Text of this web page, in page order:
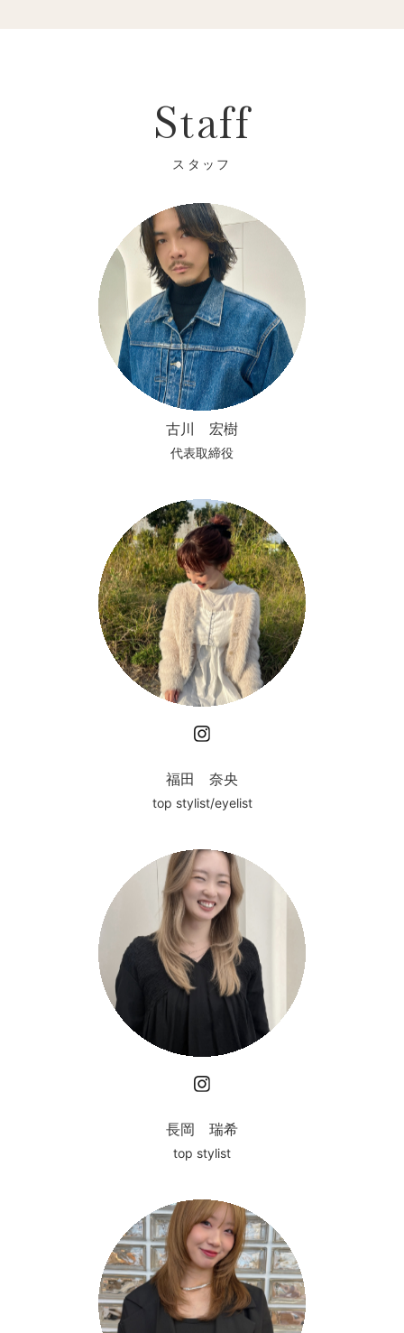
Staff
古川 宏樹
代表取締役
福田 奈央
top stylist/eyelist
長岡 瑞希
top stylist